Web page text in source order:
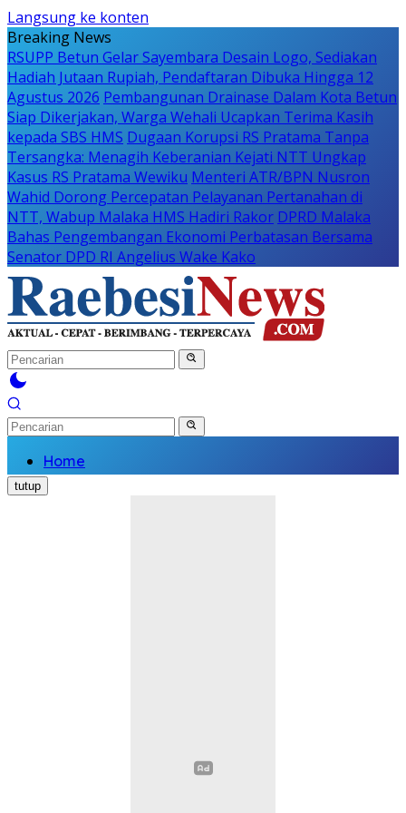
Langsung ke konten
Breaking News
RSUPP Betun Gelar Sayembara Desain Logo, Sediakan
Hadiah Jutaan Rupiah, Pendaftaran Dibuka Hingga 12
Agustus 2026 Pembangunan Drainase Dalam Kota Betun
Siap Dikerjakan, Warga Wehali Ucapkan Terima Kasih
kepada SBS HMS Dugaan Korupsi RS Pratama Tanpa
Tersangka: Menagih Keberanian Kejati NTT Ungkap
Kasus RS Pratama Wewiku Menteri ATR/BPN Nusron
Wahid Dorong Percepatan Pelayanan Pertanahan di
NTT, Wabup Malaka HMS Hadiri Rakor DPRD Malaka
Bahas Pengembangan Ekonomi Perbatasan Bersama
Senator DPD RI Angelius Wake Kako
Home
Nasional
Daerah
tutup